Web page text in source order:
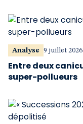
Analyse 9 juillet 2026
Entre deux
super-pollueurs